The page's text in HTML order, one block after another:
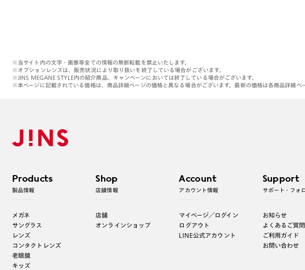
※当サイト内の文字・画像等全ての情報の無断転載を禁止いたします。
※オプションレンズは、販売状況により取り扱いを終了している場合がございます。
※JINS MEGANE STYLE内の紹介商品、キャンペーンにおいては終了している場合がございます。
※本ページに記載されている価格は、商品詳細ページの価格と異なる場合がございます。最新の価格は各商品詳細ペ
Products
製品情報
メガネ
サングラス
レンズ
コンタクトレンズ
老眼鏡
キッズ
Shop
店舗情報
店舗
オンラインショップ
Account
アカウント情報
マイページ／ログイン
ログアウト
LINE公式アカウント
Support
サポート・フォ
お知らせ
よくあるご質問
ご利用ガイド
お問い合わせ